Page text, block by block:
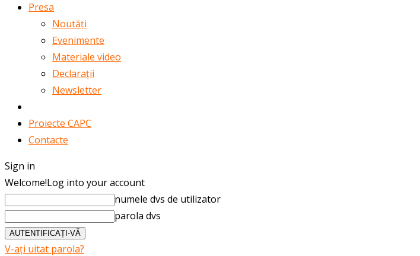
Presa
Noutăți
Evenimente
Materiale video
Declarații
Newsletter
Proiecte CAPC
Contacte
Sign in
Welcome!Log into your account
numele dvs de utilizator
parola dvs
V-ați uitat parola?